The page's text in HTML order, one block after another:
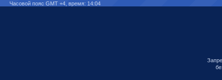
Часовой пояс GMT +4, время: 14:04